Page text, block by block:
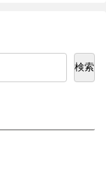
検索